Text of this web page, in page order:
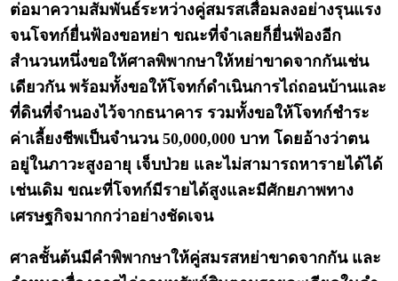
ต่อมาความสัมพันธ์ระหว่างคู่สมรสเสื่อมลงอย่างรุนแรง
จนโจทก์ยื่นฟ้องขอหย่า ขณะที่จำเลยก็ยื่นฟ้องอีก
สำนวนหนึ่งขอให้ศาลพิพากษาให้หย่าขาดจากกันเช่น
เดียวกัน พร้อมทั้งขอให้โจทก์ดำเนินการไถ่ถอนบ้านและ
ที่ดินที่จำนองไว้จากธนาคาร รวมทั้งขอให้โจทก์ชำระ
ค่าเลี้ยงชีพเป็นจำนวน 50,000,000 บาท โดยอ้างว่าตน
อยู่ในภาวะสูงอายุ เจ็บป่วย และไม่สามารถหารายได้ได้
เช่นเดิม ขณะที่โจทก์มีรายได้สูงและมีศักยภาพทาง
เศรษฐกิจมากกว่าอย่างชัดเจน
ศาลชั้นต้นมีคำพิพากษาให้คู่สมรสหย่าขาดจากกัน และ